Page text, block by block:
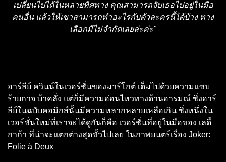
เปลี่ยนไปได้ในหลายทิศทาง คุณสามารถจับเธอไปอยู่ในมือ
คนอื่น แล้วให้เขาสามารถทำอะไรกับตัวละครนี้ได้บ้าง ทาง
เลือกมีไม่จำกัดเลยล่ะค่ะ"
ฮาร์ลีย์ ควินน์ในเวอร์ชั่นของมาร์โกต์ เต็มไปด้วยความแซบ
ร้ายกาจ บ้าคลั่ง แต่ก็มีความอ่อนไหวทางด้านอารมณ์ ซึ่งฮาร์
ลีย์ในฉบับคอมิกส์นั้นมีความหลากหลายเหลือเกิน ซึ่งหนึ่งใน
เวอร์ชั่นใหม่ที่เราจะได้ดูกันก็คือ เวอร์ชั่นที่อยู่ในมือของ เลดี้
กาก้า ที่น่าจะแตกต่างสุดขั้วไปเลย ในภาพยนตร์เรื่อง Joker:
Folie à Deux